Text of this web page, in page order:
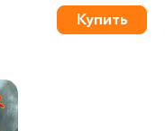
Купить